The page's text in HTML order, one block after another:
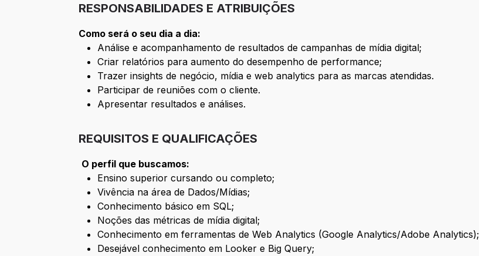
RESPONSABILIDADES E ATRIBUIÇÕES
Como será o seu dia a dia:
Análise e acompanhamento de resultados de campanhas de mídia digital;
Criar relatórios para aumento do desempenho de performance;
Trazer insights de negócio, mídia e web analytics para as marcas atendidas.
Participar de reuniões com o cliente.
Apresentar resultados e análises.
REQUISITOS E QUALIFICAÇÕES
O perfil que buscamos:
Ensino superior cursando ou completo;
Vivência na área de Dados/Mídias;
Conhecimento básico em SQL;
Noções das métricas de mídia digital;
Conhecimento em ferramentas de Web Analytics (Google Analytics/Adobe Analytics);
Desejável conhecimento em Looker e Big Query;